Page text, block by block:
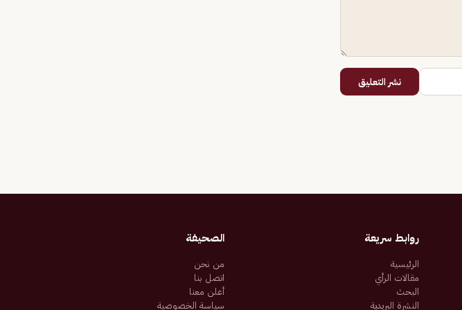
نشر التعليق
روابط سريعة
الرئيسية
مقالات الرأي
البحث
النشرة البريدية
الصحيفة
من نحن
اتصل بنا
أعلن معنا
سياسة الخصوصية